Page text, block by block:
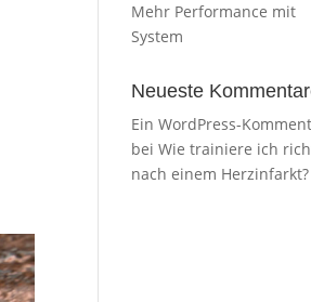
Mehr Performance mit
System
Neueste
Ein WordPress-
beiWie trainiere ich
nach einem Herzinfarkt?